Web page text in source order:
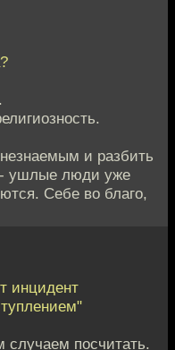
и разбить
- ушлые люди уже
Себе во благо,
инцидент
посчитать.